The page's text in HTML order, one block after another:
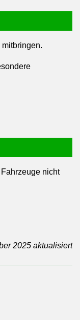
nicht
2025 aktualisiert